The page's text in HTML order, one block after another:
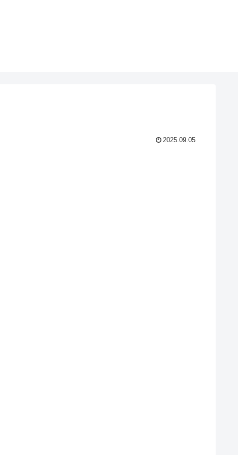
2025.09.05